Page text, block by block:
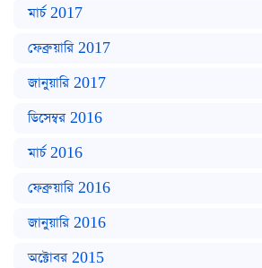
মার্চ 2017
ফেব্রুয়ারি 2017
জানুয়ারি 2017
ডিসেম্বর 2016
মার্চ 2016
ফেব্রুয়ারি 2016
জানুয়ারি 2016
অক্টোবর 2015